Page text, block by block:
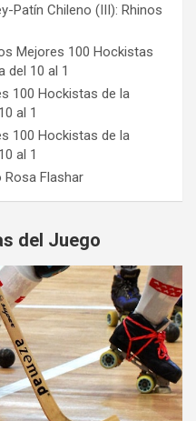
Patín Chileno (III): Rhinos
Mejores 100 Hockistas
del 10 al 1
100 Hockistas de la
al 1
100 Hockistas de la
al 1
Rosa Flashar
del Juego